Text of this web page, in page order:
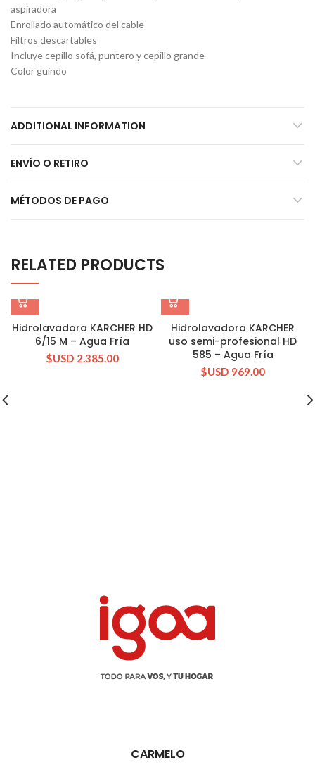
aspiradora
Enrollado automático del cable
Filtros descartables
Incluye cepillo sofá, puntero y cepillo grande
Color guindo
ADDITIONAL INFORMATION
ENVÍO O RETIRO
MÉTODOS DE PAGO
RELATED PRODUCTS
Hidrolavadora KARCHER HD
6/15 M – Agua Fría
$USD 2.385.00
Hidrolavadora KARCHER
uso semi-profesional HD
585 – Agua Fría
$USD 969.00
CARMELO